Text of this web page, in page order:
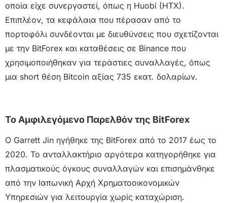
οποία είχε συνεργαστεί, όπως η Huobi (HTX).
Επιπλέον, τα κεφάλαια που πέρασαν από το
πορτοφόλι συνδέονται με διευθύνσεις που σχετίζονται
με την BitForex και καταθέσεις σε Binance που
χρησιμοποιήθηκαν για τεράστιες συναλλαγές, όπως
μια short θέση Bitcoin αξίας 735 εκατ. δολαρίων.
Το Αμφιλεγόμενο Παρελθόν της BitForex
Ο Garrett Jin ηγήθηκε της BitForex από το 2017 έως το
2020. Το ανταλλακτήριο αργότερα κατηγορήθηκε για
πλασματικούς όγκους συναλλαγών και επισημάνθηκε
από την Ιαπωνική Αρχή Χρηματοοικονομικών
Υπηρεσιών για λειτουργία χωρίς καταχώριση.